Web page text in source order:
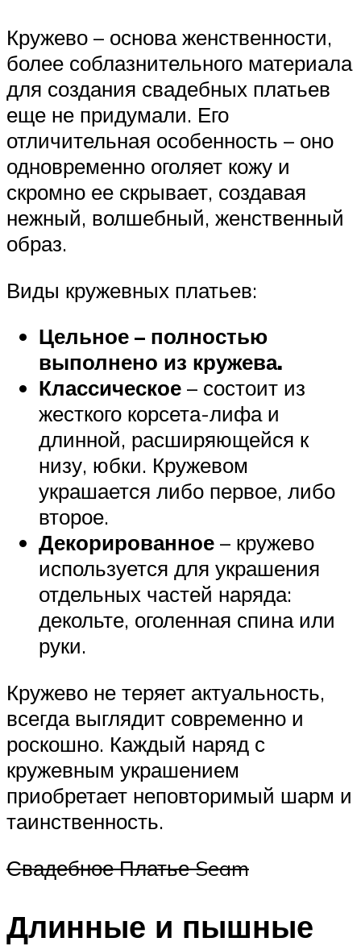
Кружево – основа женственности,
более соблазнительного материала
для создания свадебных платьев
еще не придумали. Его
отличительная особенность – оно
одновременно оголяет кожу и
скромно ее скрывает, создавая
нежный, волшебный, женственный
образ.
Виды кружевных платьев:
Цельное – полностью
выполнено из кружева.
Классическое – состоит из
жесткого корсета-лифа и
длинной, расширяющейся к
низу, юбки. Кружевом
украшается либо первое, либо
второе.
Декорированное – кружево
используется для украшения
отдельных частей наряда:
декольте, оголенная спина или
руки.
Кружево не теряет актуальность,
всегда выглядит современно и
роскошно. Каждый наряд с
кружевным украшением
приобретает неповторимый шарм и
таинственность.
Свадебное Платье Seam
Длинные и пышные